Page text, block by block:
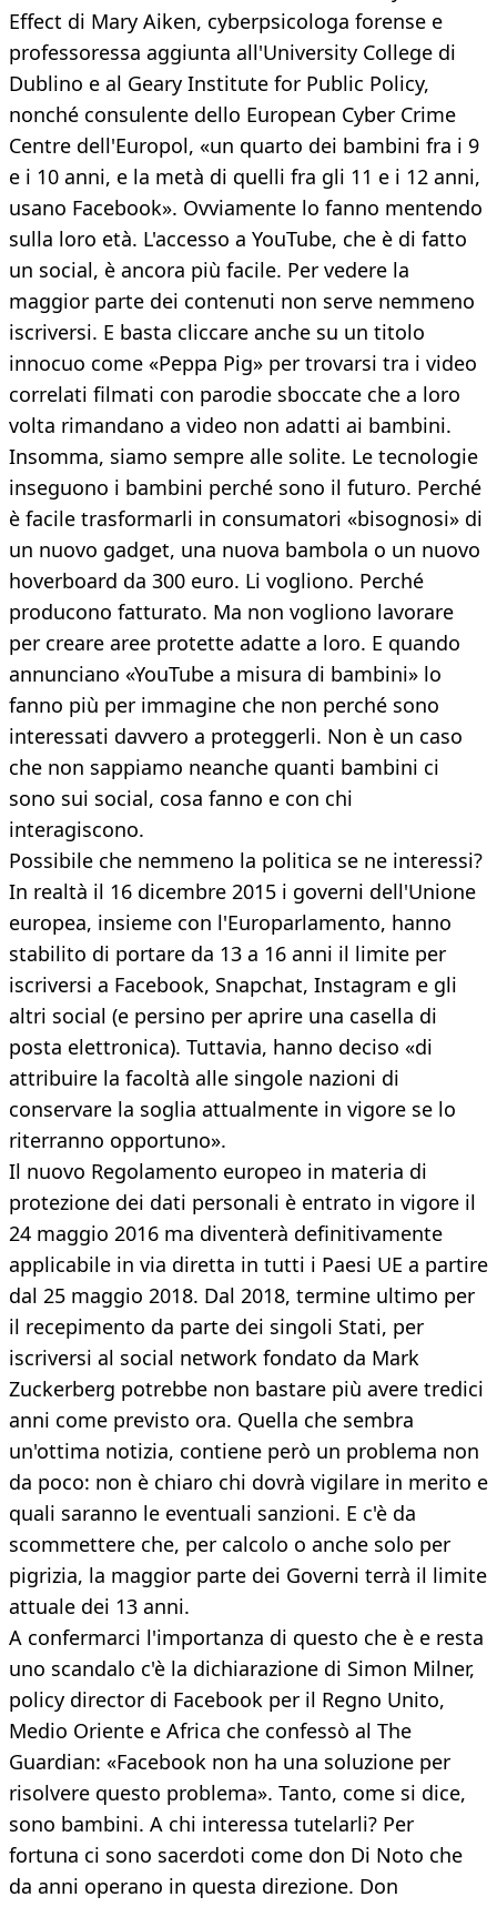
Effect di Mary Aiken, cyberpsicologa forense e
professoressa aggiunta all'University College di
Dublino e al Geary Institute for Public Policy,
nonché consulente dello European Cyber Crime
Centre dell'Europol, «un quarto dei bambini fra i 9
e i 10 anni, e la metà di quelli fra gli 11 e i 12 anni,
usano Facebook». Ovviamente lo fanno mentendo
sulla loro età. L'accesso a YouTube, che è di fatto
un social, è ancora più facile. Per vedere la
maggior parte dei contenuti non serve nemmeno
iscriversi. E basta cliccare anche su un titolo
innocuo come «Peppa Pig» per trovarsi tra i video
correlati filmati con parodie sboccate che a loro
volta rimandano a video non adatti ai bambini.
Insomma, siamo sempre alle solite. Le tecnologie
inseguono i bambini perché sono il futuro. Perché
è facile trasformarli in consumatori «bisognosi» di
un nuovo gadget, una nuova bambola o un nuovo
hoverboard da 300 euro. Li vogliono. Perché
producono fatturato. Ma non vogliono lavorare
per creare aree protette adatte a loro. E quando
annunciano «YouTube a misura di bambini» lo
fanno più per immagine che non perché sono
interessati davvero a proteggerli. Non è un caso
che non sappiamo neanche quanti bambini ci
sono sui social, cosa fanno e con chi
interagiscono.
Possibile che nemmeno la politica se ne interessi?
In realtà il 16 dicembre 2015 i governi dell'Unione
europea, insieme con l'Europarlamento, hanno
stabilito di portare da 13 a 16 anni il limite per
iscriversi a Facebook, Snapchat, Instagram e gli
altri social (e persino per aprire una casella di
posta elettronica). Tuttavia, hanno deciso «di
attribuire la facoltà alle singole nazioni di
conservare la soglia attualmente in vigore se lo
riterranno opportuno».
Il nuovo Regolamento europeo in materia di
protezione dei dati personali è entrato in vigore il
24 maggio 2016 ma diventerà definitivamente
applicabile in via diretta in tutti i Paesi UE a partire
dal 25 maggio 2018. Dal 2018, termine ultimo per
il recepimento da parte dei singoli Stati, per
iscriversi al social network fondato da Mark
Zuckerberg potrebbe non bastare più avere tredici
anni come previsto ora. Quella che sembra
un'ottima notizia, contiene però un problema non
da poco: non è chiaro chi dovrà vigilare in merito e
quali saranno le eventuali sanzioni. E c'è da
scommettere che, per calcolo o anche solo per
pigrizia, la maggior parte dei Governi terrà il limite
attuale dei 13 anni.
A confermarci l'importanza di questo che è e resta
uno scandalo c'è la dichiarazione di Simon Milner,
policy director di Facebook per il Regno Unito,
Medio Oriente e Africa che confessò al The
Guardian: «Facebook non ha una soluzione per
risolvere questo problema». Tanto, come si dice,
sono bambini. A chi interessa tutelarli? Per
fortuna ci sono sacerdoti come don Di Noto che
da anni operano in questa direzione. Don